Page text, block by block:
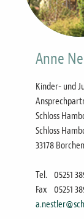
Anne
Kinder- und
Schloss
Schloss
33178 Borchen
Tel.
05251
Fax
05251